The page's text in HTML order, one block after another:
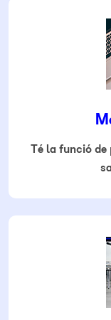
Té la funció